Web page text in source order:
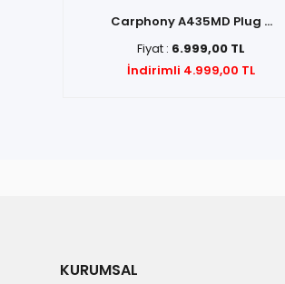
Carphony A435MD Plug ...
Fiyat : 6.999,00 TL
İndirimli 4.999,00 TL
KURUMSAL